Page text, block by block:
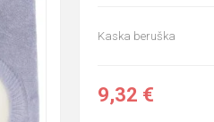
Kaska beruška
9,32 €